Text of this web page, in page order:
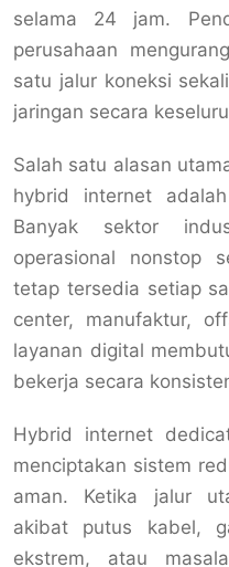
selama 24 jam.
perusahaan
satu jalur koneksi
jaringan secara
Salah satu alasan
hybrid internet
Banyak sektor
operasional nonstop
tetap tersedia setiap
center, manufaktur,
layanan digital
bekerja secara
Hybrid internet
menciptakan sistem
aman. Ketika jalur
akibat putus kabel,
ekstrem, atau